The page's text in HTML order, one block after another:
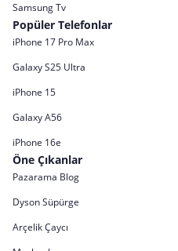
Samsung Tv
Popüler Telefonlar
iPhone 17 Pro Max
Galaxy S25 Ultra
iPhone 15
Galaxy A56
iPhone 16e
Öne Çıkanlar
Pazarama Blog
Dyson Süpürge
Arçelik Çaycı